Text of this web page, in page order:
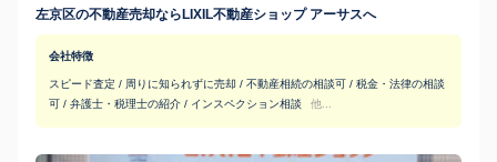
左京区の不動産売却ならLIXIL不動産ショップ アーサスへ
会社特徴
スピード査定 / 周りに知られずに売却 / 不動産相続の相談可 / 税金・法律の相談
可 / 弁護士・税理士の紹介 / インスペクション相談
他...